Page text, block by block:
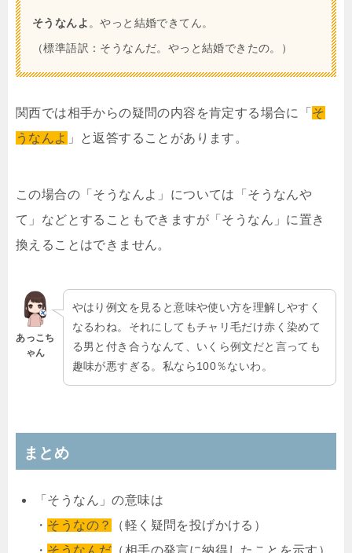
そうなんよ 。やっと結婚できてん。
（標準語訳：そうなんだ。やっと結婚できたの。）
関西では相手からの疑問の内容を肯定する場合に「 そ
うなんよ 」と返答することがあります。
この場合の「そうなんよ」については「そうなんや
て」などとすることもできますが「そうなん」に置き
換えることはできません。
あっこち
ゃん
やはり例文を見ると意味や使い方を理解しやすく
なるわね。それにしてもチャリ毛だけ赤く染めて
る男と付き合うなんて、いくら例文だと言っても
趣味が悪すぎる。私なら100％ないわ。
まとめ
「そうなん」の意味は
・ そうなの？
（軽く疑問を投げかける）
・ そうなんだ （相手の発言に納得したことを示す）